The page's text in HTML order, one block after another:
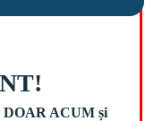
DOAR ACUM și